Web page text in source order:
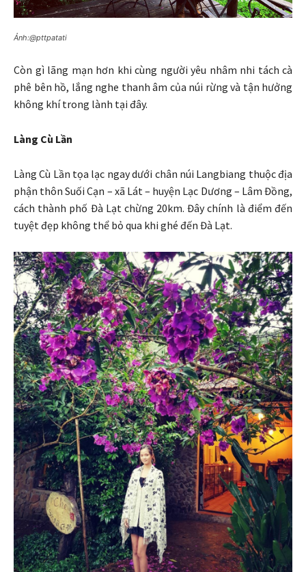
Ảnh:@pttpatati
Còn gì lãng mạn hơn khi cùng người yêu nhâm nhi tách cà
phê bên hồ, lắng nghe thanh âm của núi rừng và tận hưởng
không khí trong lành tại đây.
Làng Cù Lần
Làng Cù Lần tọa lạc ngay dưới chân núi Langbiang thuộc địa
phận thôn Suối Cạn – xã Lát – huyện Lạc Dương – Lâm Đồng,
cách thành phố Đà Lạt chừng 20km. Đây chính là điểm đến
tuyệt đẹp không thể bỏ qua khi ghé đến Đà Lạt.